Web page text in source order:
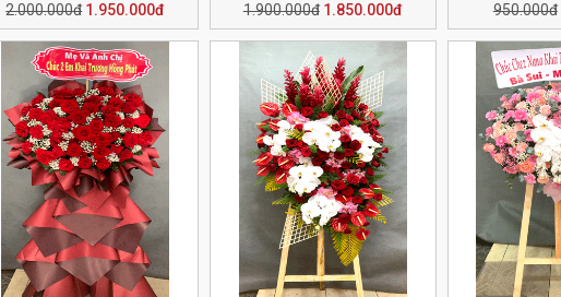
2.000.000đ 1.950.000đ
1.900.000đ 1.850.000đ
950.000đ